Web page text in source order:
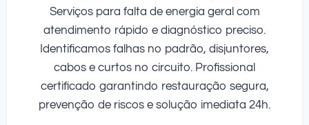
Serviços para falta de energia geral com
atendimento rápido e diagnóstico preciso.
Identificamos falhas no padrão, disjuntores,
cabos e curtos no circuito. Profissional
certificado garantindo restauração segura,
prevenção de riscos e solução imediata 24h.